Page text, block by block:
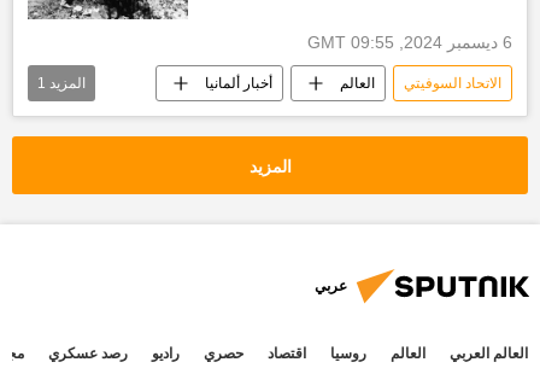
6 ديسمبر 2024, 09:55 GMT
الاتحاد السوفيتي العالم أخبار ألمانيا
روسيا
المزيد 1
المزيد
عربي
العالم العربي العالم روسيا اقتصاد حصري راديو رصد عسكري